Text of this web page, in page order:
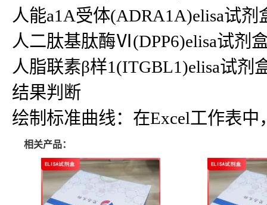
人能a1A受体(ADRA1A)elisa试
人二肽基肽酶Ⅵ(DPP6)elisa试剂
人脂联素β样1(ITGBL1)elisa试剂
结果判断
绘制标准曲线：在Excel工作表
相关产品：